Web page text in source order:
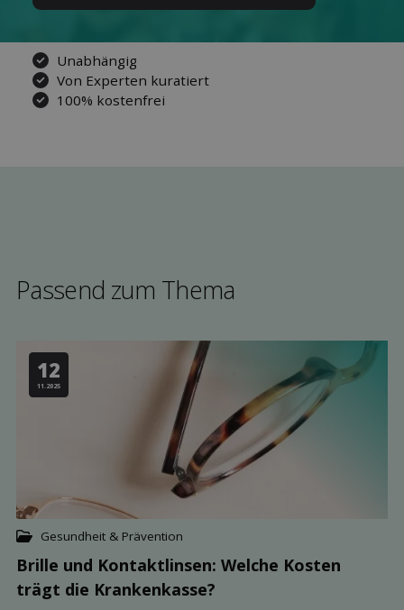
Unabhängig
Von Experten kuratiert
100% kostenfrei
Passend zum Thema
12
11.2025
Gesundheit & Prävention
Brille und Kontaktlinsen: Welche Kosten
trägt die Kranken­kasse?